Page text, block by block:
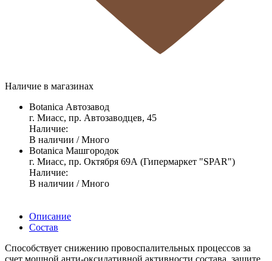
Наличие в магазинах
Botanica Автозавод
г. Миасс, пр. Автозаводцев, 45
Наличие:
В наличии / Много
Botanica Машгородок
г. Миасс, пр. Октября 69А (Гипермаркет "SPAR")
Наличие:
В наличии / Много
Описание
Состав
Способствует снижению провоспалительных процессов за
счет мощной анти-оксидативной активности состава, защите